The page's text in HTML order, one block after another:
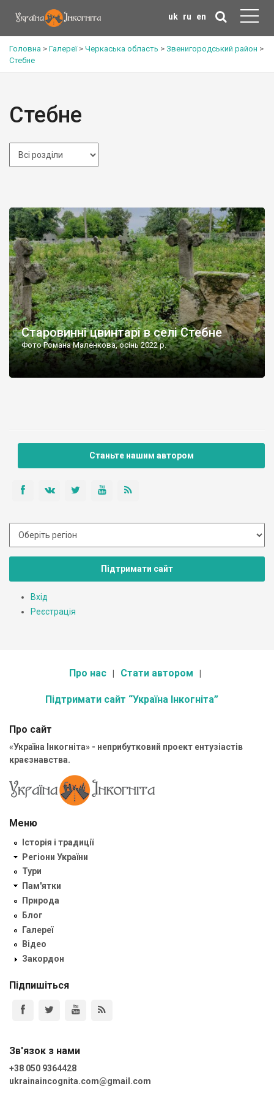
uk ru en
Головна > Галереї> Черкаська область > Звенигородський район >
Стебне
Стебне
Старовинні цвинтарі в селі Стебне
Фото Романа Маленкова, осінь 2022 р.
Станьте нашим автором
Підтримати сайт
Вхід
Реєстрація
Про нас Стати автором
Підтримати сайт “Україна Інкогніта”
Про сайт
«Україна Інкогніта» - неприбутковий проект ентузіастів
краєзнавства.
Меню
Історія і традиції
Регіони України
Тури
Пам'ятки
Природа
Блог
Галереї
Відео
Закордон
Підпишіться
Зв'язок з нами
+38 050 9364428
ukrainaincognita.com@gmail.com